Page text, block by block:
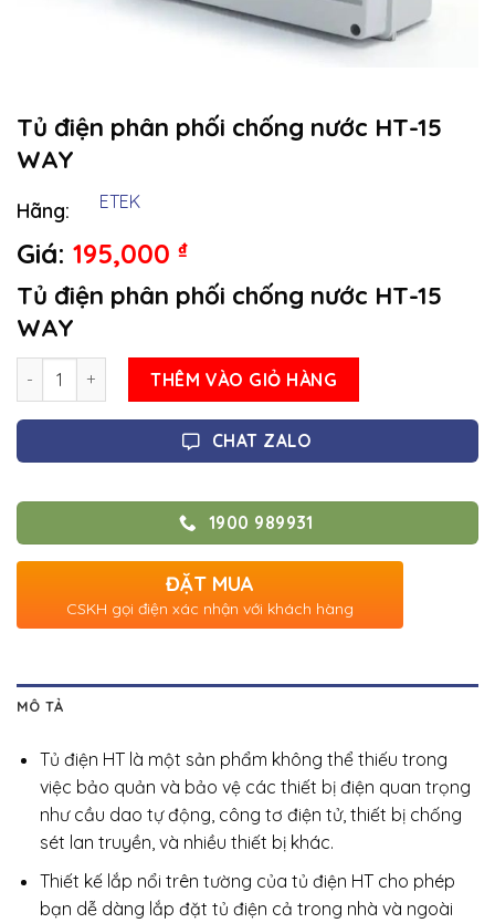
Tủ điện phân phối chống nước HT-15
WAY
Giá: 195,000 ₫
Hãng: ETEK
Tủ điện phân phối chống nước HT-15
WAY
Số lượng THÊM VÀO GIỎ HÀNG
CHAT ZALO
1900 989931
ĐẶT MUA
CSKH gọi điện xác nhận với khách hàng
MÔ TẢ
Tủ điện HT là một sản phẩm không thể thiếu trong
việc bảo quản và bảo vệ các thiết bị điện quan trọng
như cầu dao tự động, công tơ điện tử, thiết bị chống
sét lan truyền, và nhiều thiết bị khác.
Thiết kế lắp nổi trên tường của tủ điện HT cho phép
bạn dễ dàng lắp đặt tủ điện cả trong nhà và ngoài